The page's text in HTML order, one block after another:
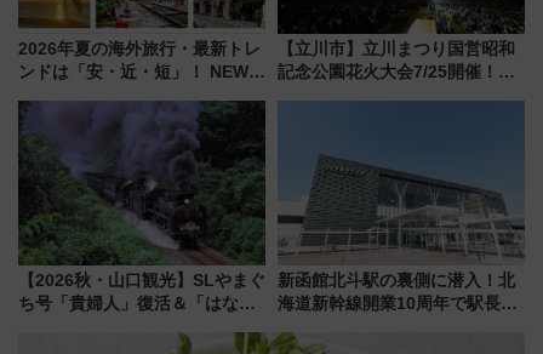
2026年夏の海外旅行・最新トレ
ンドは「安・近・短」！ NEWT
渡航先TOP5とは？ 円安時代の
旅行術
【立川市】立川まつり国営昭和
記念公園花火大会7/25開催！
【2026秋・山口観光】SLやまぐ
ち号「貴婦人」復活＆「はなあ
注目観光列車まとめ きっぷの取
新函館北斗駅の裏側に潜入！北
海道新幹線開業10周年で駅長
ト 参加方法や体験内容を紹介